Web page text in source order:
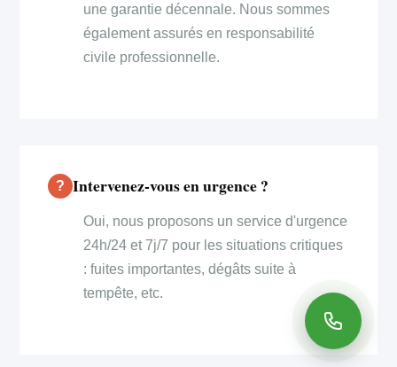
une garantie décennale. Nous sommes
également assurés en responsabilité
civile professionnelle.
Intervenez-vous en urgence ?
Oui, nous proposons un service d'urgence
24h/24 et 7j/7 pour les situations critiques
: fuites importantes, dégâts suite à
tempête, etc.